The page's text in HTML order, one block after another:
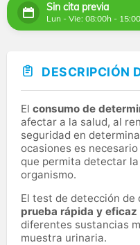
Sin cita previa
Lun - Vie: 08:00h -
DESCRIPCIÓN
El consumo de
afectar a la salud, al
seguridad en
ocasiones es
que permita detectar
organismo.
El test de detección de
prueba rápida y eficaz
diferentes sustancias
muestra urinaria.